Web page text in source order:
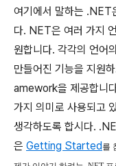
여기에서 말하는 .NET
다. NET은 여러 가지
원합니다. 각각의 언어
만들어진 기능을 지원
amework을 제공합니
가지 의미로 사용되고
생각하도록 합시다.
은 Getting Started를